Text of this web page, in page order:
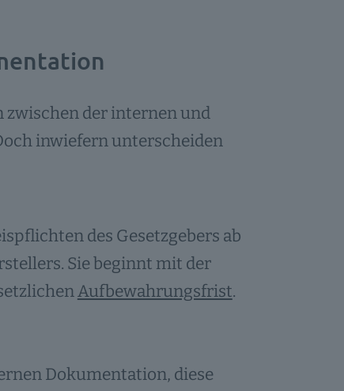
der internen und
inwiefern unterscheiden
des Gesetzgebers ab
Sie beginnt mit der
Aufbewahrungsfrist.
Dokumentation, diese